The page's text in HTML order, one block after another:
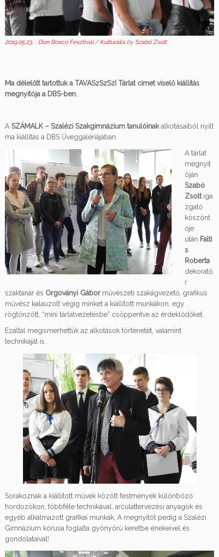
2019.05.23. : Don Bosco Fesztivál/Kulturális by Szabó Zsolt
Ma délelőtt tartottuk a TAVASzSzSzI Tárlat címet viselő kiállítás
megnyitója a DBS-ben.
A SZÁMALK – Szalézi Szakgimnázium tanulóinakalkotásaiból nyílt
ma kiállítás a DBS Üveggalériájában.
A tárlat
megnyit
óján
Szabó
Zsolt iga
zgató
köszönt
ője
után Falti
s
Roberta
dekoratő
r
szaktanár és Orgoványi Gáborművészeti szakágvezető, grafikus
művész kalauzolt végig minket a kiállított munkákon, egy
rögtönzött, “mini tárlatvezetésbe” csöppentve az érdeklődőket.
Ezáltal megismerhettük az alkotások történetét, valamint
technikáját is.
Sorakoznak a kiállított művek között festmények különböző
hordozókon, többféle technikával, arculattervezési anyagok és
egyéb alkalmazott grafikai munkák, A megnyitót pedig a Szalézi
Gimnázium kórusa foglalta gyönyörű keretbe énekeivel és
gondolataival!